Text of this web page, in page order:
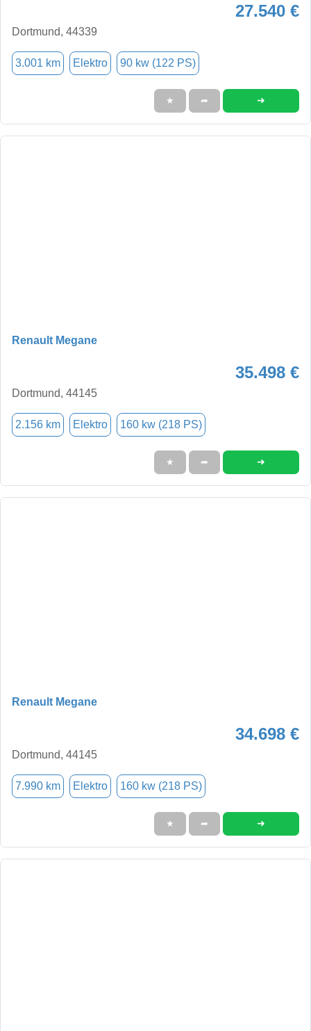
27.540 €
Dortmund, 44339
3.001 km Elektro 90 kw (122 PS)
★ ➦ ➜
Renault Megane
35.498 €
Dortmund, 44145
2.156 km Elektro 160 kw (218 PS)
★ ➦ ➜
Renault Megane
34.698 €
Dortmund, 44145
7.990 km Elektro 160 kw (218 PS)
★ ➦ ➜